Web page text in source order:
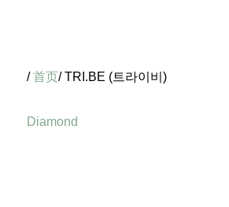
/首页/ TRI.BE (트라이비)
Diamond